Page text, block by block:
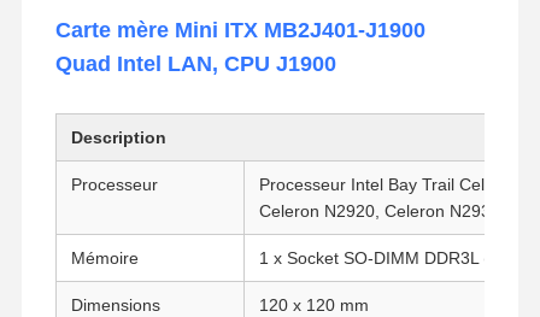
Carte mère Mini ITX MB2J401-J1900
Quad Intel LAN, CPU J1900
Description
Processeur
Processeur Intel Bay Trail Celeron
Celeron N2920, Celeron N2930,
Mémoire 1 x Socket SO-DIMM DDR3L
Dimensions 120 x 120 mm